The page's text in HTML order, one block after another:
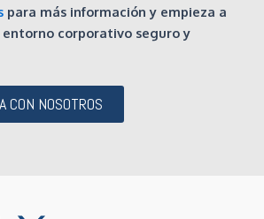
para más información y empieza a
corporativo seguro y
CON NOSOTROS